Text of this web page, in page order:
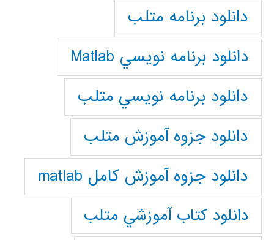
دانلود برنامه متلب
دانلود برنامه نويسي Matlab
دانلود برنامه نويسي متلب
دانلود جزوه آموزش متلب
دانلود جزوه آموزش کامل matlab
دانلود كتاب آموزشي متلب